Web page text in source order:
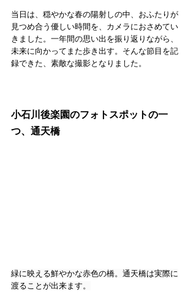
当日は、穏やかな春の陽射しの中、おふたりが
見つめ合う優しい時間を、カメラにおさめてい
きました。一年間の思い出を振り返りながら、
未来に向かってまた歩き出す。そんな節目を記
録できた、素敵な撮影となりました。
小石川後楽園のフォトスポットの一
つ、通天橋
緑に映える鮮やかな赤色の橋。通天橋は実際に
渡ることが出来ます。